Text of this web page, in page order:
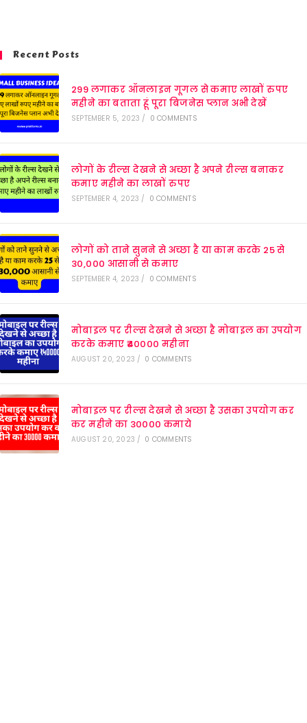
Recent Posts
299 लगाकर ऑनलाइन गूगल से कमाए लाखों रुपए
महीने का बताता हूं पूरा बिजनेस प्लान अभी देखें
SEPTEMBER 5, 2023 / 0 COMMENTS
लोगों के रील्स देखने से अच्छा है अपने रील्स बनाकर
कमाए महीने का लाखों रुपए
SEPTEMBER 4, 2023 / 0 COMMENTS
लोगों को ताने सुनने से अच्छा है या काम करके 25 से
30,000 आसानी से कमाए
SEPTEMBER 4, 2023 / 0 COMMENTS
मोबाइल पर रील्स देखने से अच्छा है मोबाइल का उपयोग
करके कमाए ₹40000 महीना
AUGUST 20, 2023 / 0 COMMENTS
मोबाइल पर रील्स देखने से अच्छा है उसका उपयोग कर
कर महीने का 30000 कमाये
AUGUST 20, 2023 / 0 COMMENTS